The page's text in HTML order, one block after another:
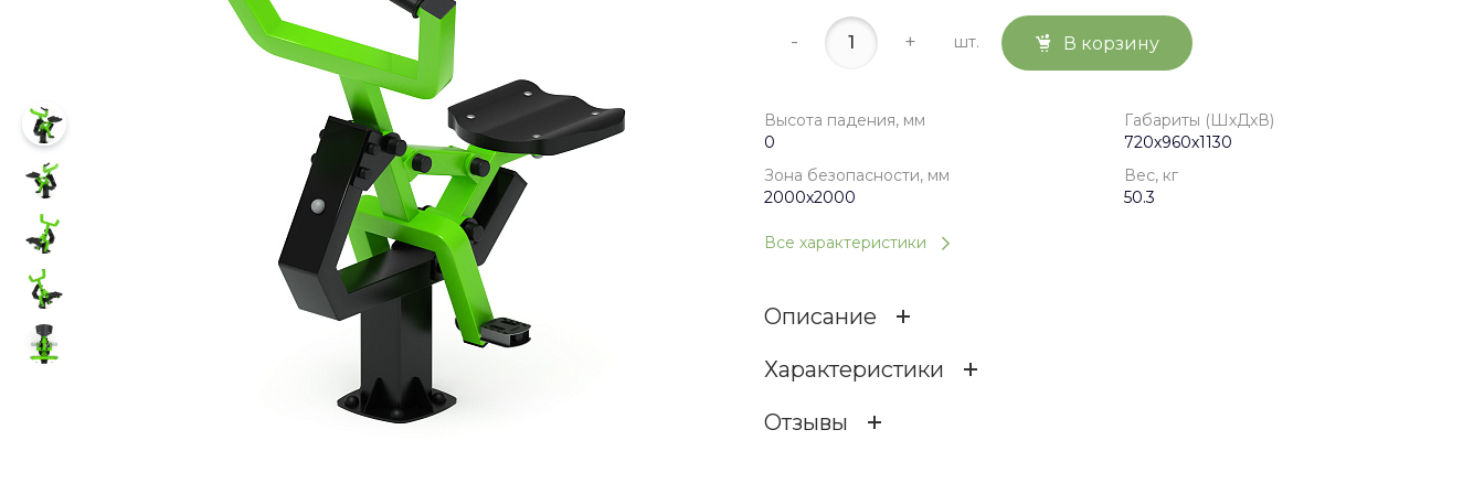
- + шт. В корзину
Высота падения, мм
0
Габариты (ШхДхВ)
720х960х1130
Зона безопасности, мм
2000х2000
Вес, кг
50.3
Все характеристики
Описание
Характеристики
Отзывы